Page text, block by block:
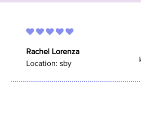
Rachel Lorenza
Location: sby